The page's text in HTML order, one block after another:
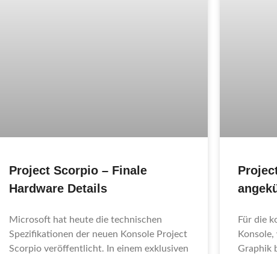
Project Scorpio – Finale
Hardware Details
Microsoft hat heute die technischen
Spezifikationen der neuen Konsole Project
Scorpio veröffentlicht. In einem exklusiven
Für die
Graphik